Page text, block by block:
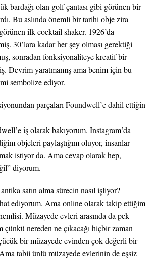
bardağı olan golf çantası gibi görünen bir
Bu aslında önemli bir tarihi obje zira
ilk cocktail shaker. 1926’da
30’lara kadar her şey olması gerektiği
sonradan fonksiyonaliteye kreatif bir
Devrim yaratmamış ama benim için bu
sembolize ediyor.
parçaları Foundwell’e dahil ettiğin
iş olarak bakıyorum. Instagram’da
objeleri paylaştığım oluyor, insanlar
istiyor da. Ama cevap olarak hep,
diyorum.
satın alma sürecin nasıl işliyor?
ediyorum. Ama online olarak takip ettiğim
Müzayede evleri arasında da pek
çünkü nereden ne çıkacağı hiçbir zaman
bir müzayede evinden çok değerli bir
tabii ünlü müzayede evlerinin de eşsiz